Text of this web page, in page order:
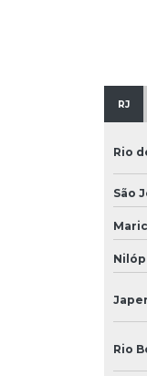
RJ
Rio
São
Rio